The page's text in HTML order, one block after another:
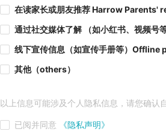
在读家长或朋友推荐 Harrow Parents'
通过社交媒体了解 （如小红书、视频
线下宣传信息（如宣传手册等）
其他（others）
以上信息可能涉及个人隐私信息，请您确认
已阅并同意 《隐私声明》